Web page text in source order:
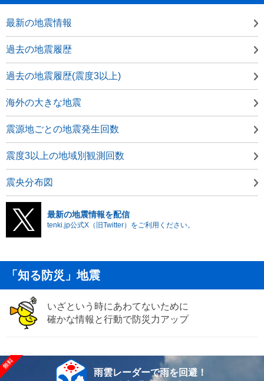
最新の地震情報
過去の地震履歴
過去の地震履歴(震度3以上)
海外の大きな地震
震源地ごとの地震発生回数
震度3以上の地域別観測回数
震央分布図
最新の地震情報を配信
tenki.jp公式X（旧Twitter）をご利用ください。
「知る防災」地震
いざという時にあわてないために
確かな情報と行動で防災力アップ
雨雲レーダーで雨を回避！